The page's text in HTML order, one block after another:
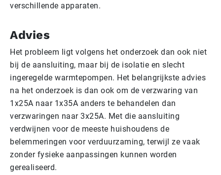
verschillende apparaten.
Advies
Het probleem ligt volgens het onderzoek dan ook niet
bij de aansluiting, maar bij de isolatie en slecht
ingeregelde warmtepompen. Het belangrijkste advies
na het onderzoek is dan ook om de verzwaring van
1x25A naar 1x35A anders te behandelen dan
verzwaringen naar 3x25A. Met die aansluiting
verdwijnen voor de meeste huishoudens de
belemmeringen voor verduurzaming, terwijl ze vaak
zonder fysieke aanpassingen kunnen worden
gerealiseerd.